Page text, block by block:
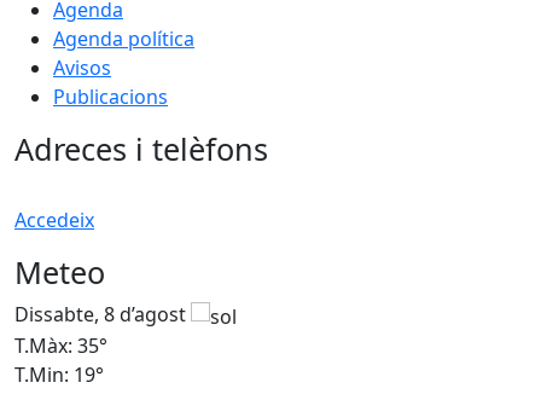
Agenda
Agenda política
Avisos
Publicacions
Adreces i telèfons
Accedeix
Meteo
Dissabte, 8 d’agost
T.Màx: 35°
T.Min: 19°